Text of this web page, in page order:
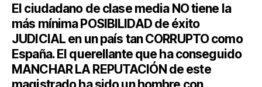
El ciudadano de clase media NO tiene la
más mínima POSIBILIDAD de éxito
JUDICIAL en un país tan CORRUPTO como
España. El querellante que ha conseguido
MANCHAR LA REPUTACIÓN de este
magistrado ha sido un hombre con